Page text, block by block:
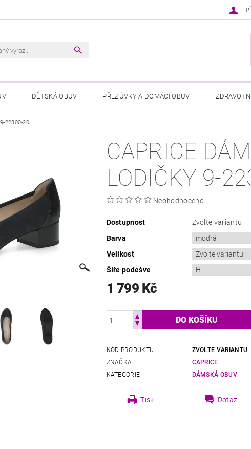
DĚTSKÁ OBUV PŘEZŮVKY A DOMÁCÍ OBUV
22300-20
CAPRICE
LODIČKY 9-
Neohodnoceno
Dostupnost
Zvolte variantu
Barva
Velikost
Šíře podešve
1 799 Kč
KÓD PRODUKTU
ZVOLTE VARIANTU
ZNAČKA
CAPRICE
KATEGORIE
DÁMSKÁ OBUV
Tisk Dotaz